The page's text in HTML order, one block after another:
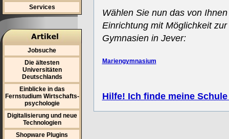
Services
Jobsuche
Die ältesten
Universitäten
Deutschlands
Einblicke in das
Fernstudium Wirtschafts-
psychologie
Digitalisierung und neue
Technologien
Shopware Plugins
Wählen Sie nun das von
Einrichtung mit Möglichkeit
Gymnasien in Jever:
Mariengymnasium
Hilfe! Ich finde meine